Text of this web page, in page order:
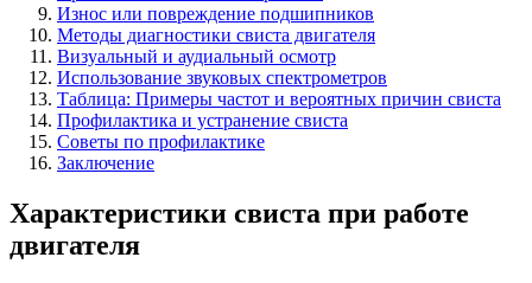
Износ или повреждение подшипников
Методы диагностики свиста двигателя
Визуальный и аудиальный осмотр
Использование звуковых спектрометров
Таблица: Примеры частот и вероятных причин свиста
Профилактика и устранение свиста
Советы по профилактике
Заключение
Характеристики свиста при работе
двигателя